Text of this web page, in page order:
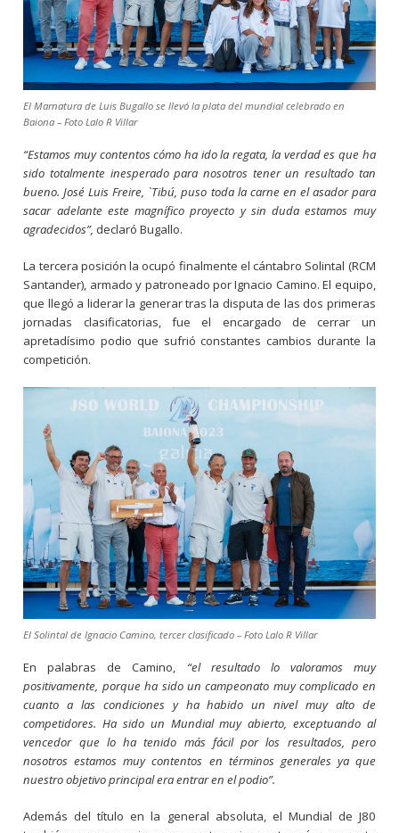
El Marnatura de Luis Bugallo se llevó la plata del mundial celebrado en
Baiona – Foto Lalo R Villar
“Estamos muy contentos cómo ha ido la regata, la verdad es que ha
sido totalmente inesperado para nosotros tener un resultado tan
bueno. José Luis Freire, `Tibu´, puso toda la carne en el asador para
sacar adelante este magnífico proyecto y sin duda estamos muy
agradecidos”, declaró Bugallo.
La tercera posición la ocupó finalmente el cántabro Solintal (RCM
Santander), armado y patroneado por Ignacio Camino. El equipo,
que llegó a liderar la generar tras la disputa de las dos primeras
jornadas clasificatorias, fue el encargado de cerrar un
apretadísimo podio que sufrió constantes cambios durante la
competición.
El Solintal de Ignacio Camino, tercer clasificado – Foto Lalo R Villar
En palabras de Camino, “el resultado lo valoramos muy
positivamente, porque ha sido un campeonato muy complicado en
cuanto a las condiciones y ha habido un nivel muy alto de
competidores. Ha sido un Mundial muy abierto, exceptuando al
vencedor que lo ha tenido más fácil por los resultados, pero
nosotros estamos muy contentos en términos generales ya que
nuestro objetivo principal era entrar en el podio”.
Además del título en la general absoluta, el Mundial de J80